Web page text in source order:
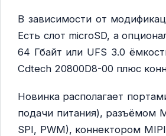
В зависимости от
Есть слот microSD, а
64 Гбайт или UFS 3.0
Cdtech 20800D8-00 плюс
Новинка располагает
подачи питания), разъёмом
SPI, PWM), коннектором